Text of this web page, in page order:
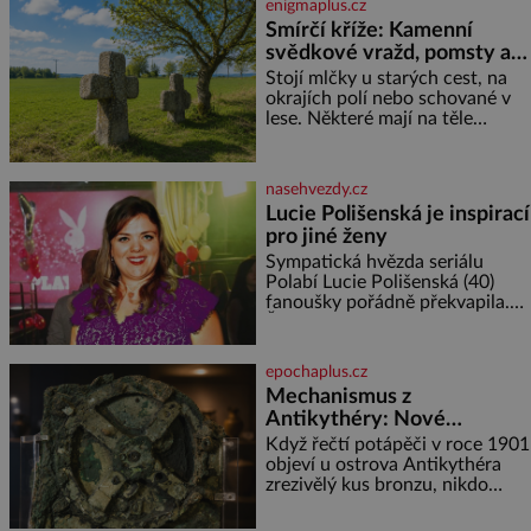
enigmaplus.cz
Smírčí kříže: Kamenní
svědkové vražd, pomsty a
dávných vin
Stojí mlčky u starých cest, na
okrajích polí nebo schované v
lese. Některé mají na těle
kříž. Na první pohled vypadají
jako zapomenuté nábo
nasehvezdy.cz
Lucie Polišenská je inspirací
pro jiné ženy
Sympatická hvězda seriálu
Polabí Lucie Polišenská (40)
fanoušky pořádně překvapila.
módu si příliš nepotrpí, se
vůbec poprvé postavila před
objekti
epochaplus.cz
Mechanismus z
Antikythéry: Nové
výzkumy odhalují další
překvapení o starověkém
počítači
Když řečtí potápěči v roce 1901
objeví u ostrova Antikythéra
zrezivělý kus bronzu, nikdo